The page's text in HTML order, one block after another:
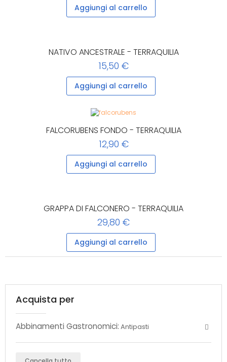
Aggiungi al carrello
NATIVO ANCESTRALE - TERRAQUILIA
15,50 €
Aggiungi al carrello
FALCORUBENS FONDO - TERRAQUILIA
12,90 €
Aggiungi al carrello
GRAPPA DI FALCONERO - TERRAQUILIA
29,80 €
Aggiungi al carrello
Acquista per
Abbinamenti Gastronomici: Antipasti